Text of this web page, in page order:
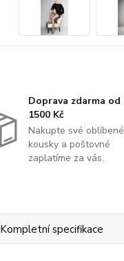
Doprava zdarma od
1500 Kč
Nakupte své oblíbené
kousky a poštovné
zaplatíme za vás.
Kompletní specifikace